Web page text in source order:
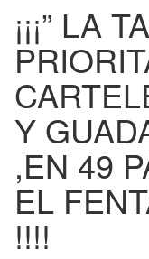
¡¡¡” LA
Y
,EN 49
EL
!!!!